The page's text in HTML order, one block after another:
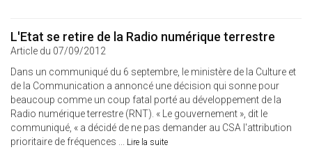
L'Etat se retire de la Radio numérique terrestre
Article du 07/09/2012
Dans un communiqué du 6 septembre, le ministère de la Culture et
de la Communication a annoncé une décision qui sonne pour
beaucoup comme un coup fatal porté au développement de la
Radio numérique terrestre (RNT). « Le gouvernement », dit le
communiqué, « a décidé de ne pas demander au CSA l'attribution
prioritaire de fréquences ... Lire la suite